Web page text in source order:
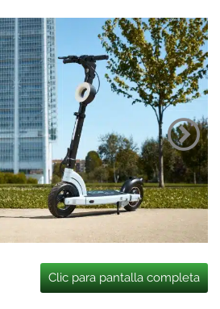
Clic para pantalla completa